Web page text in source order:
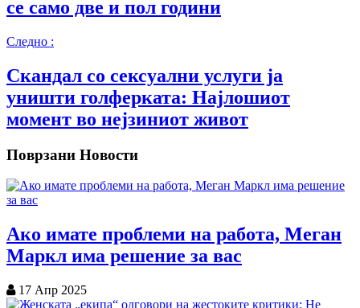
се само две и пол години
Следно :
Скандал со сексуални услуги ја
уништи голферката: Најлошиот
момент во нејзиниот живот
Поврзани Новости
Ако имате проблеми на работа, Меган
Маркл има решение за вас
17 Апр 2025